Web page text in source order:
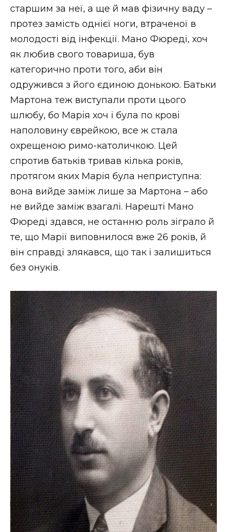
старшим за неї, а ще й мав фізичну ваду –
протез замість однієї ноги, втраченої в
молодості від інфекції. Мано Фюреді, хоч
як любив свого товариша, був
категорично проти того, аби він
одружився з його єдиною донькою. Батьки
Мартона теж виступали проти цього
шлюбу, бо Марія хоч і була по крові
наполовину єврейкою, все ж стала
охрещеною римо-католичкою. Цей
спротив батьків тривав кілька років,
протягом яких Марія була неприступна:
вона вийде заміж лише за Мартона – або
не вийде заміж взагалі. Нарешті Мано
Фюреді здався, не останню роль зіграло й
те, що Марії виповнилося вже 26 років, й
він справді злякався, що так і залишиться
без онуків.